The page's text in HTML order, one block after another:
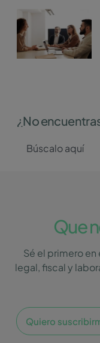
¿No
Que
Sé el primero
legal, fiscal y
Quiero